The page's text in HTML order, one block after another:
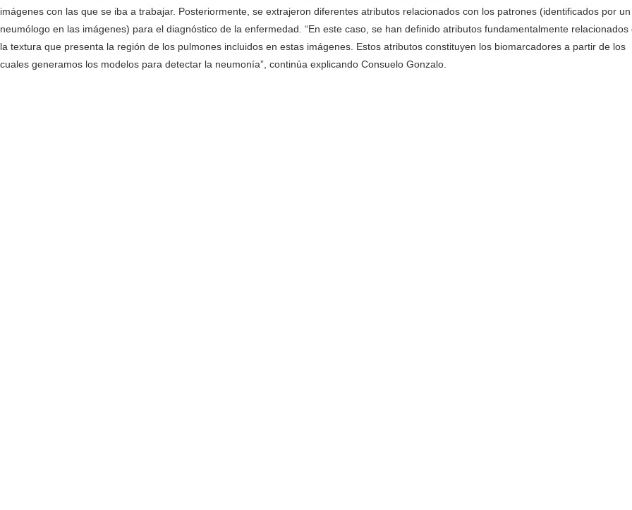
imágenes con las que se iba a trabajar. Posteriormente, se extrajeron diferentes atributos relacionados con los patrones (identificados por un
neumólogo en las imágenes) para el diagnóstico de la enfermedad. “En este caso, se han definido atributos fundamentalmente relacionados
la textura que presenta la región de los pulmones incluidos en estas imágenes. Estos atributos constituyen los biomarcadores a partir de los
cuales generamos los modelos para detectar la neumonía”, continúa explicando Consuelo Gonzalo.